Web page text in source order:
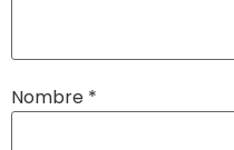
Nombre *